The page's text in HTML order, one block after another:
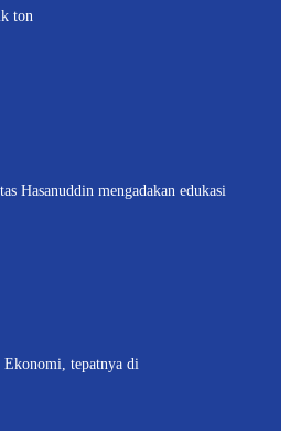
ton
Hasanuddin mengadakan edukasi
tepatnya di